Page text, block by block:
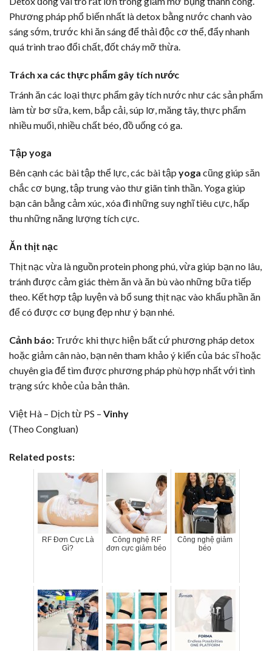
Phương pháp phổ biến nhất là detox bằng nước chanh vào
sáng sớm, trước khi ăn sáng để thải độc cơ thể, đẩy nhanh
quá trình trao đổi chất, đốt cháy mỡ thừa.
Trách xa các thực phẩm gây tích nước
Tránh ăn các loại thực phẩm gây tích nước như các sản phẩm
làm từ bơ sữa, kem, bắp cải, súp lơ, măng tây, thực phẩm
nhiều muối, nhiều chất béo, đồ uống có ga.
Tập yoga
Bên cạnh các bài tập thể lực, các bài tập yoga cũng giúp săn
chắc cơ bụng, tập trung vào thư giãn tinh thần. Yoga giúp
bạn cân bằng cảm xúc, xóa đi những suy nghĩ tiêu cực, hấp
thu những năng lượng tích cực.
Ăn thịt nạc
Thịt nạc vừa là nguồn protein phong phú, vừa giúp bạn no lâu,
tránh được cảm giác thèm ăn và ăn bù vào những bữa tiếp
theo. Kết hợp tập luyện và bổ sung thịt nạc vào khẩu phần ăn
để có được cơ bụng đẹp như ý bạn nhé.
Cảnh báo: Trước khi thực hiện bất cứ phương pháp detox
hoặc giảm cân nào, bạn nên tham khảo ý kiến của bác sĩ hoặc
chuyên gia để tìm được phương pháp phù hợp nhất với tình
trạng sức khỏe của bản thân.
Việt Hà – Dịch từ PS – Vinhy
(Theo Congluan)
Related posts:
RF Đơn Cực Là
Gì?
Công nghệ RF
đơn cực giảm béo
Công nghệ giảm
béo